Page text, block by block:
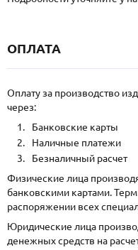
ОПЛАТА
Оплату за производство
через:
Банковские карты
Наличные платежи
Безналичный расчет
Физические лица
банковскими картами.
распоряжении всех
Юридические лица
денежных средств на